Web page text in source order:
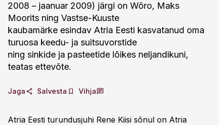
2008 – jaanuar 2009) järgi on Wõro, Maks
Moorits ning Vastse-Kuuste
kaubamärke esindav Atria Eesti kasvatanud oma
turuosa keedu- ja suitsuvorstide
ning sinkide ja pasteetide lõikes neljandikuni,
teatas ettevõte.
Jaga Salvesta Vihja
Atria Eesti turundusjuhi Rene Kiisi sõnul on Atria